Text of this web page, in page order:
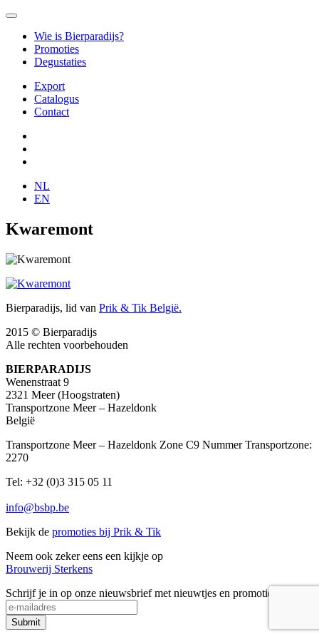
Wie is Bierparadijs?
Promoties
Degustaties
Export
Catalogus
Contact
NL
EN
Kwaremont
Bierparadijs, lid van Prik & Tik België.
2015 © Bierparadijs
Alle rechten voorbehouden
BIERPARADIJS
Wenenstraat 9
2321 Meer (Hoogstraten)
Transportzone Meer – Hazeldonk
België
Transportzone Meer – Hazeldonk Zone C9 Nummer Transportzone:
2270
Tel: +32 (0)3 315 05 11
info@bsbp.be
Bekijk de promoties bij Prik & Tik
Neem ook zeker eens een kijkje op
Brouwerij Sterkens
Schrijf je in op onze nieuwsbrief met nieuwtjes en promoties
Submit